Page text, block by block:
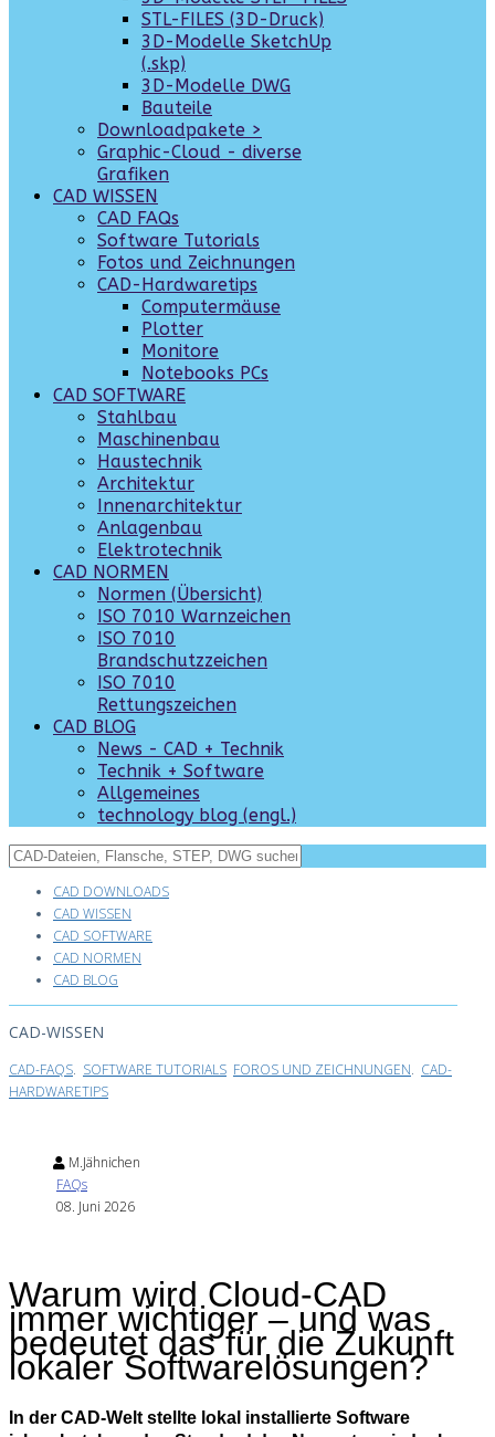
STL-FILES (3D-Druck)
3D-Modelle SketchUp
(.skp)
3D-Modelle DWG
Bauteile
Downloadpakete >
Graphic-Cloud - diverse
Grafiken
CAD WISSEN
CAD FAQs
Software Tutorials
Fotos und Zeichnungen
CAD-Hardwaretips
Computermäuse
Plotter
Monitore
Notebooks PCs
CAD SOFTWARE
Stahlbau
Maschinenbau
Haustechnik
Architektur
Innenarchitektur
Anlagenbau
Elektrotechnik
CAD NORMEN
Normen (Übersicht)
ISO 7010 Warnzeichen
ISO 7010
Brandschutzzeichen
ISO 7010
Rettungszeichen
CAD BLOG
News - CAD + Technik
Technik + Software
Allgemeines
technology blog (engl.)
CAD DOWNLOADS
CAD WISSEN
CAD SOFTWARE
CAD NORMEN
CAD BLOG
CAD-WISSEN
CAD-FAQS. SOFTWARE TUTORIALS FOROS UND ZEICHNUNGEN. CAD-
HARDWARETIPS
M.Jähnichen
FAQs
08. Juni 2026
Warum wird Cloud-CAD
immer wichtiger – und was
bedeutet das für die Zukunft
lokaler Softwarelösungen?
In der CAD-Welt stellte lokal installierte Software